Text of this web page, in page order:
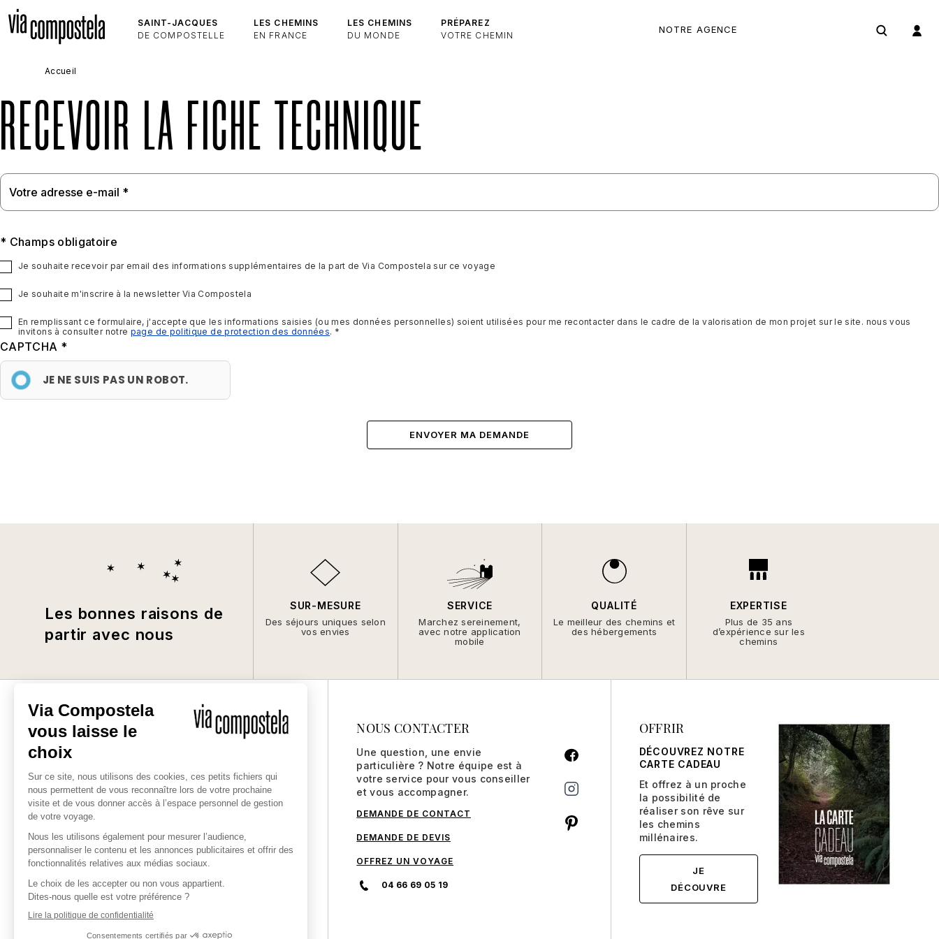
Aller au contenu principal
SAINT-JACQUES
DE COMPOSTELLE
LES CHEMINS
EN FRANCE
LES CHEMINS
DU MONDE
PRÉPAREZ
VOTRE CHEMIN
NOTRE AGENCE
Accueil
RECEVOIR LA FICHE TECHNIQUE
* Champs obligatoire
Je souhaite recevoir par email des informations supplémentaires de la part de Via Compostela sur ce voyage
Je souhaite m'inscrire à la newsletter Via Compostela
En remplissant ce formulaire, j'accepte que les informations saisies (ou mes données personnelles) soient utilisées pour me recontacter dans le cadre de la valorisation de mon projet sur le site. nous vous
invitons à consulter notre page de politique de protection des données.
CAPTCHA
JE NE SUIS PAS UN ROBOT.
Les bonnes raisons de
partir avec nous
SUR-MESURE
Des séjours uniques selon
vos envies
SERVICE
Marchez sereinement,
avec notre application
mobile
QUALITÉ
Le meilleur des chemins et
des hébergements
EXPERTISE
Plus de 35 ans
d’expérience sur les
chemins
L'EXPERT DES CHEMINS SACRÉS
Depuis 1985, nous vous
accompagnons dans la réalisation
des chemins sacrés en France et
autour du monde. Notre entreprise
est engagée pour un tourisme
responsable.
NOUS CONTACTER
Une question, une envie
particulière ? Notre équipe est à
votre service pour vous conseiller
et vous accompagner.
DEMANDE DE CONTACT
DEMANDE DE DEVIS
OFFREZ UN VOYAGE
04 66 69 05 19
OFFRIR
DÉCOUVREZ NOTRE
CARTE CADEAU
Et offrez à un proche
la possibilité de
réaliser son rêve sur
les chemins
millénaires.
JE
DÉCOUVRE